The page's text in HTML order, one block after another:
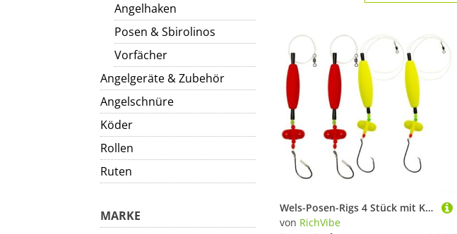
Angelhaken
Posen & Sbirolinos
Vorfächer
Angelgeräte & Zubehör
Angelschnüre
Köder
Rollen
Ruten
MARKE
Wels-Posen-Rigs 4 Stück mit Kreishaken und drehbar für Hering-Rasseln neben Schaumstoffglocken-Indikatoren für effektives Angel-Rig-Setup, Zielen auf große Wels (Ohrglocken-Modell)
von RichVibe